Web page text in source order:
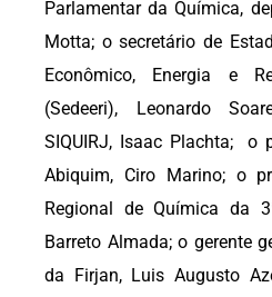
Parlamentar da Química,
Motta; o secretário de
Econômico, Energia e
(Sedeeri), Leonardo
SIQUIRJ, Isaac Plachta; o
Abiquim, Ciro Marino; o
Regional de Química da
Barreto Almada; o gerente
da Firjan, Luis Augusto